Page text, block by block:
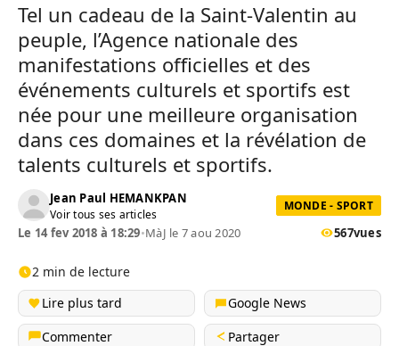
Tel un cadeau de la Saint-Valentin au
peuple, l’Agence nationale des
manifestations officielles et des
événements culturels et sportifs est
née pour une meilleure organisation
dans ces domaines et la révélation de
talents culturels et sportifs.
Jean Paul HEMANKPAN
Voir tous ses articles
MONDE - SPORT
Le 14 fev 2018 à 18:29•MàJ le 7 aou 2020 567vues
2 min de lecture
Lire plus tard
Google News
Commenter
Partager